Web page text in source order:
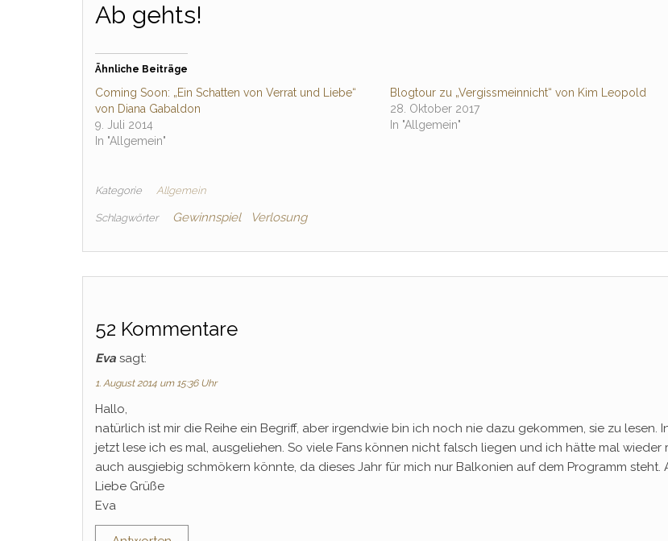
Ab gehts!
Ähnliche Beiträge
Coming Soon: „Ein Schatten von Verrat und Liebe“
von Diana Gabaldon
9. Juli 2014
In "Allgemein"
Blogtour zu „Vergissmeinnicht“ von Kim Leopold
28. Oktober 2017
In "Allgemein"
Kategorie Allgemein
Schlagwörter Gewinnspiel Verlosung
52 Kommentare
Eva sagt:
1. August 2014 um 15:36 Uhr
Hallo,
natürlich ist mir die Reihe ein Begriff, aber irgendwie bin ich noch nie dazu gekommen, sie zu lesen.
jetzt lese ich es mal, ausgeliehen. So viele Fans können nicht falsch liegen und ich hätte mal
auch ausgiebig schmökern könnte, da dieses Jahr für mich nur Balkonien auf dem Programm steht.
Liebe Grüße
Eva